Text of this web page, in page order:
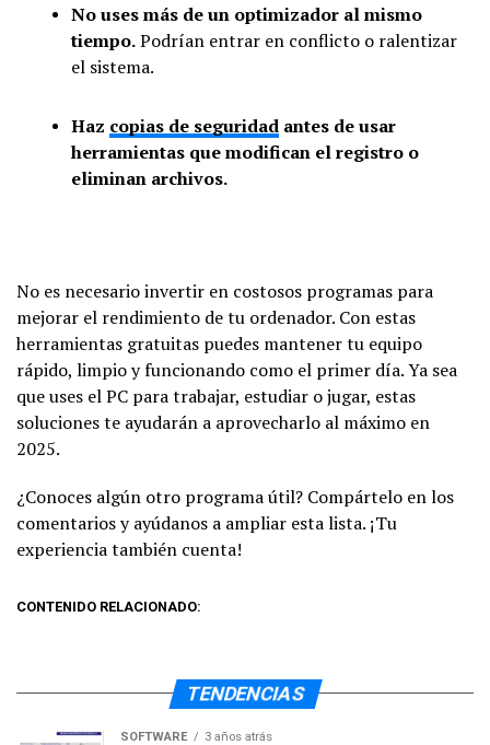
No uses más de un optimizador al mismo
tiempo.Podrían entrar en conflicto o ralentizar
el sistema.
Haz copias de seguridad antes de usar
herramientas que modifican el registro o
eliminan archivos.
No es necesario invertir en costosos programas para
mejorar el rendimiento de tu ordenador. Con estas
herramientas gratuitas puedes mantener tu equipo
rápido, limpio y funcionando como el primer día. Ya sea
que uses el PC para trabajar, estudiar o jugar, estas
soluciones te ayudarán a aprovecharlo al máximo en
2025.
¿Conoces algún otro programa útil? Compártelo en los
comentarios y ayúdanos a ampliar esta lista. ¡Tu
experiencia también cuenta!
CONTENIDO RELACIONADO:
TENDENCIAS
SOFTWARE 3 años atrás